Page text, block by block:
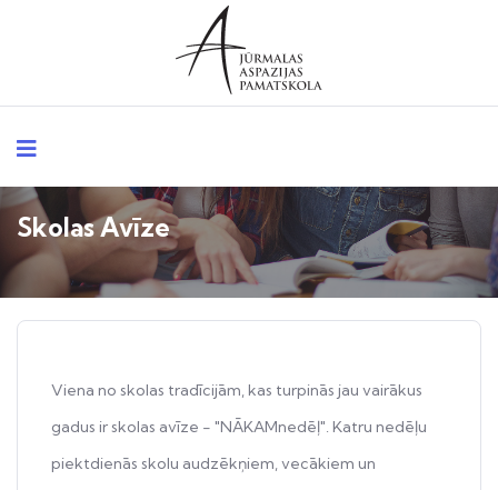
Skolas Avīze
Viena no skolas tradīcijām, kas turpinās jau vairākus
gadus ir skolas avīze - "NĀKAMnedēļ". Katru nedēļu
piektdienās skolu audzēkņiem, vecākiem un